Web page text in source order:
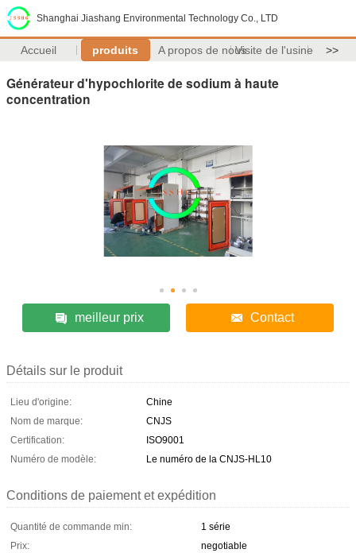
Shanghai Jiashang Environmental Technology Co., LTD
Accueil produits A propos de nousVisite de l'usine >>
Générateur d'hypochlorite de sodium à haute
concentration
meilleur prix Contact
Détails sur le produit
Lieu d'origine:
Chine
Nom de marque:
CNJS
Certification:
ISO9001
Numéro de modèle:
Le numéro de la CNJS-HL10
Conditions de paiement et expédition
Quantité de commande min:
1 série
Prix:
negotiable